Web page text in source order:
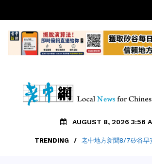
AUGUST 8, 2026 3:56
TRENDING / 老中地方新聞8/7矽谷早